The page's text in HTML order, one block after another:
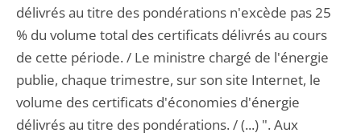
délivrés au titre des pondérations n'excède pas 25
% du volume total des certificats délivrés au cours
de cette période. / Le ministre chargé de l'énergie
publie, chaque trimestre, sur son site Internet, le
volume des certificats d'économies d'énergie
délivrés au titre des pondérations. / (...) ". Aux